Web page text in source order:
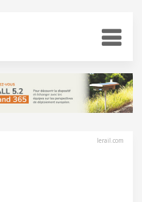
lerail.com